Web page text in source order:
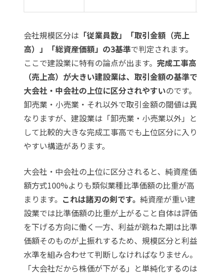
会社規模区分は 「従業員数」「取引金額（売上
高）」「総資産価額」の3基準で判定されます。
ここで建設業に特有の論点が出ます。 完成工事高
（売上高）が大きい建設業は、取引金額の基準で
大会社・中会社の上位に区分されやすいのです。
卸売業・小売業・それ以外で取引金額の閾値は異
なりますが、建設業は「卸売業・小売業以外」と
して比較的大きな完成工事高でも上位区分に入り
やすい構造があります。
大会社・中会社の上位に区分されると、純資産価
額方式100%よりも類似業種比準価額の比重が高
まります。 これは諸刃の剣です。 純資産が重い建
設業では比準価額の比重が上がること自体は評価
を下げる方向に働く一方、利益が跳ねた期は比準
価額そのものが上振れするため、規模区分と利益
水準を組み合わせて判断しなければなりません。
「大会社だから株価が下がる」と単純化するのは